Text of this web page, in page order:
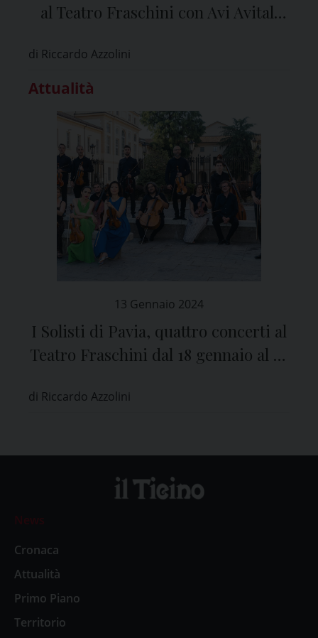
al Teatro Fraschini con Avi Avital,
virtuoso del mandolino
di Riccardo Azzolini
Attualità
13 Gennaio 2024
I Solisti di Pavia, quattro concerti al
Teatro Fraschini dal 18 gennaio al 27
di Riccardo Azzolini
News
Cronaca
Attualità
Primo Piano
Territorio